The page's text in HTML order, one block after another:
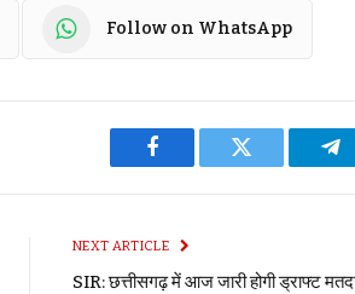
Follow on WhatsApp
Facebook Twitter
NEXT ARTICLE
SIR: छत्तीसगढ़ में आज जारी होगी ड्राफ्ट